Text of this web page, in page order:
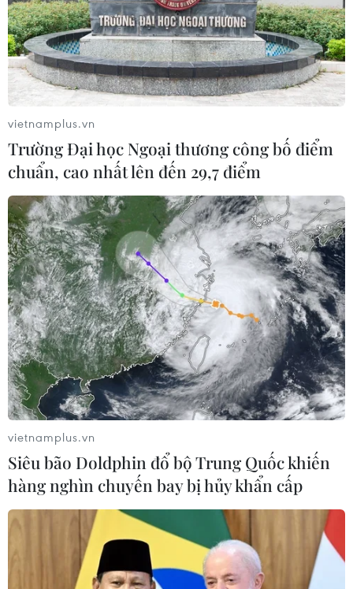
vietnamplus.vn
Trường Đại học Ngoại thương công bố điểm
chuẩn, cao nhất lên đến 29,7 điểm
vietnamplus.vn
Siêu bão Doldphin đổ bộ Trung Quốc khiến
hàng nghìn chuyến bay bị hủy khẩn cấp